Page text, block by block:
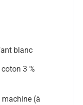
blanc
3 %
machine (à